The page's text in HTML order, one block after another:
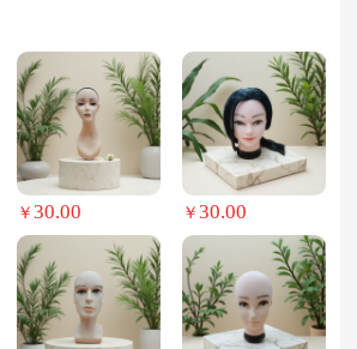
￥30.00 ￥30.00